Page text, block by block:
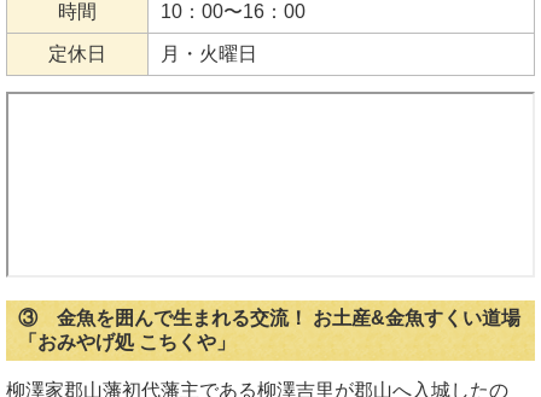
時間 10：00〜16：00
定休日 月・火曜日
③ 金魚を囲んで生まれる交流！ お土産&金魚すくい道場
「おみやげ処 こちくや」
柳澤家郡山藩初代藩主である柳澤吉里が郡山へ入城したの